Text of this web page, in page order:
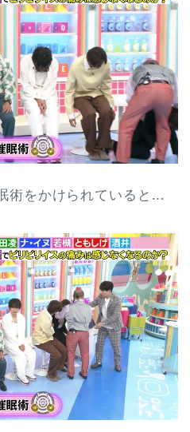
術をかけられていると…